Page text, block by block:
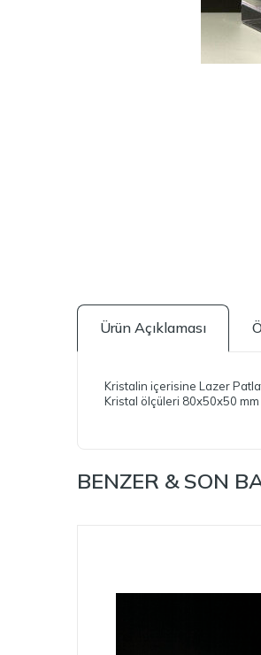
Ürün Açıklaması
Kristalin içerisine Lazer
Kristal ölçüleri 80x50x50
BENZER & SON